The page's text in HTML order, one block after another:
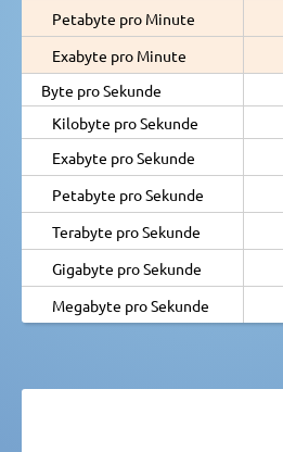
Petabyte pro Minute
Exabyte pro Minute
Byte pro Sekunde
Kilobyte pro Sekunde
Exabyte pro Sekunde
Petabyte pro Sekunde
Terabyte pro Sekunde
Gigabyte pro Sekunde
Megabyte pro Sekunde